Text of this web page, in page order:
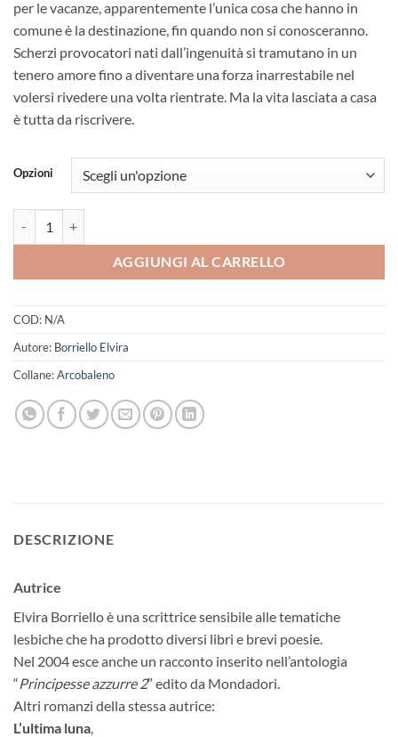
4,49€
a
13,00€
per le vacanze, apparentemente l’unica cosa che hanno in
comune è la destinazione, fin quando non si conosceranno.
Scherzi provocatori nati dall’ingenuità si tramutano in un
tenero amore fino a diventare una forza inarrestabile nel
volersi rivedere una volta rientrate. Ma la vita lasciata a casa
è tutta da riscrivere.
Opzioni
AGGIUNGI AL CARRELLO
COD: N/A
Autore: Borriello Elvira
Collane:Arcobaleno
DESCRIZIONE
Autrice
Elvira Borriello è una scrittrice sensibile alle tematiche
lesbiche che ha prodotto diversi libri e brevi poesie.
Nel 2004 esce anche un racconto inserito nell’antologia
“Principesse azzurre 2″ edito da Mondadori.
Altri romanzi della stessa autrice:
L’ultima luna